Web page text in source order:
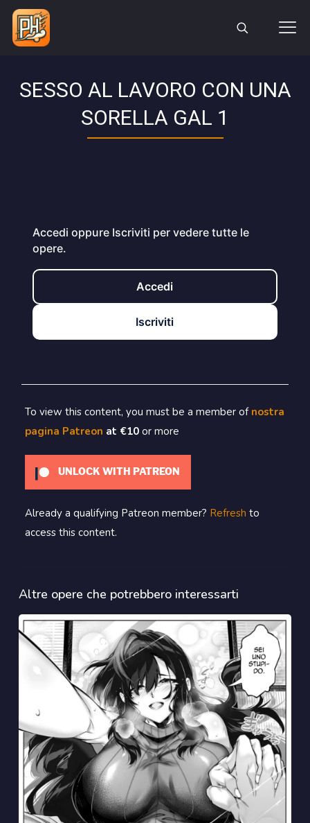
SESSO AL LAVORO CON UNA
SORELLA GAL 1
Accedi oppure Iscriviti per vedere tutte le
opere.
Accedi
Iscriviti
To view this content, you must be a member of nostra
pagina Patreon at €10 or more
UNLOCK WITH PATREON
Already a qualifying Patreon member? Refresh to
access this content.
Altre opere che potrebbero interessarti